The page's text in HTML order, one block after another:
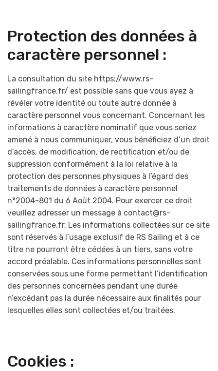
Protection des données à
caractère personnel :
La consultation du site https://www.rs-
sailingfrance.fr/ est possible sans que vous ayez à
révéler votre identité ou toute autre donnée à
caractère personnel vous concernant. Concernant les
informations à caractère nominatif que vous seriez
amené à nous communiquer, vous bénéficiez d’un droit
d’accès, de modification, de rectification et/ou de
suppression conformément à la loi relative à la
protection des personnes physiques à l’égard des
traitements de données à caractère personnel
n°2004-801 du 6 Août 2004. Pour exercer ce droit
veuillez adresser un message à contact@rs-
sailingfrance.fr. Les informations collectées sur ce site
sont réservés à l’usage exclusif de RS Sailing et à ce
titre ne pourront être cédées à un tiers, sans votre
accord préalable. Ces informations personnelles sont
conservées sous une forme permettant l’identification
des personnes concernées pendant une durée
n’excédant pas la durée nécessaire aux finalités pour
lesquelles elles sont collectées et/ou traitées.
Cookies :